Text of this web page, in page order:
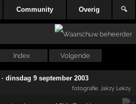
Community Overig 🔍
Index Volgende
·dinsdag 9 september 2003
fotografie: Jakzy Lekzy